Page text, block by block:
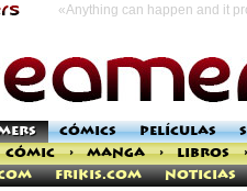
«Anything can happen and it
CÓMICS PELÍCULAS
CÓMIC > MANGA > LIBROS >
Frikis.com Noticias